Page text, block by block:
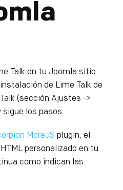
Talk en tu Joomla sitio
de Lime Talk de
(sección Ajustes ->
sigue los pasos.
MoreJS plugin, el
personalizado en tu
como indican las